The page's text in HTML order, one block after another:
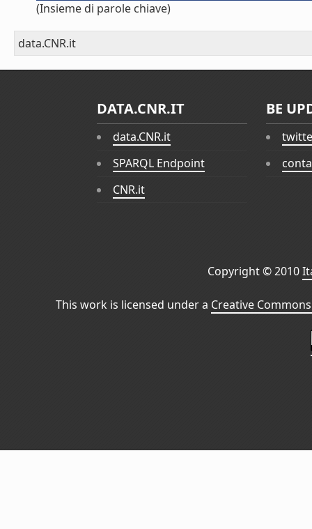
(Insieme di parole chiave)
data.CNR.it
DATA.CNR.IT
data.CNR.it
SPARQL Endpoint
CNR.it
BE
Copyright © 2010
This work is licensed under a Creative